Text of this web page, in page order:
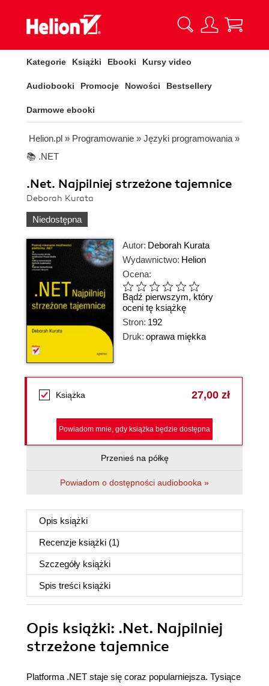
Kategorie Książki Ebooki Kursy video
Audiobooki Promocje Nowości Bestsellery
Darmowe ebooki
Helion.pl » Programowanie » Języki programowania »
📚 .NET
.Net. Najpilniej strzeżone tajemnice
Deborah Kurata
Niedostępna
Autor: Deborah Kurata
Wydawnictwo: Helion
Ocena:
Bądź pierwszym, który
oceni tę książkę
Stron: 192
Druk: oprawa miękka
Książka 27,00 zł
Powiadom mnie, gdy książka będzie dostępna
Przenieś na półkę
Powiadom o dostępności audiobooka »
Opis książki
Recenzje książki (1)
Szczegóły książki
Spis treści książki
Opis książki: .Net. Najpilniej
strzeżone tajemnice
Platforma .NET staje się coraz popularniejsza. Tysiące